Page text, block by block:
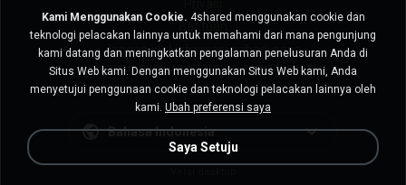
Jangan jual informasi pribadi saya
Jangan bagikan informasi pribadi saya
Bahasa Indonesia
Kami Menggunakan Cookie. 4shared menggunakan cookie dan
teknologi pelacakan lainnya untuk memahami dari mana pengunjung
kami datang dan meningkatkan pengalaman penelusuran Anda di
Situs Web kami. Dengan menggunakan Situs Web kami, Anda
menyetujui penggunaan cookie dan teknologi pelacakan lainnya oleh
kami. Ubah preferensi saya
Saya Setuju